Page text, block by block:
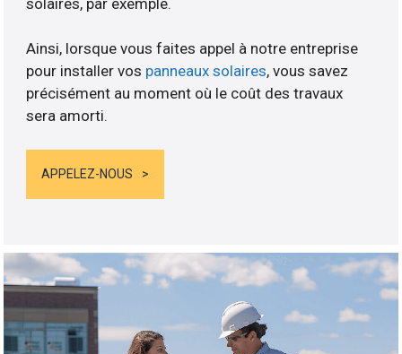
Ainsi, lorsque vous faites appel à notre entreprise
pour installer vos panneaux solaires, vous savez
précisément au moment où le coût des travaux
sera amorti.
APPELEZ-NOUS